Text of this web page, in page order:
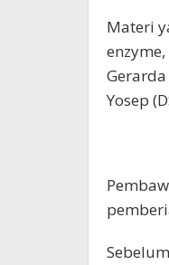
Materi
Yosep